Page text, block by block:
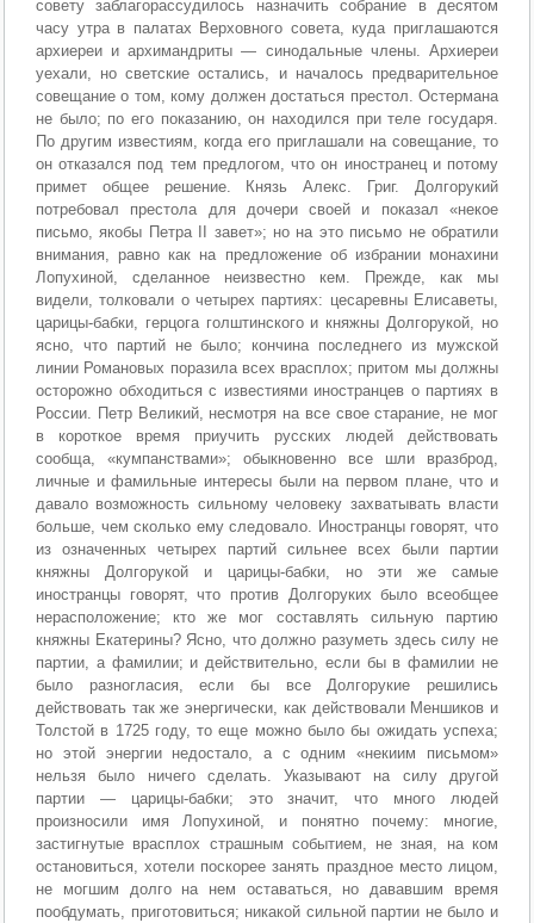
совету заблагорассудилось назначить собрание в десятом
часу утра в палатах Верховного совета, куда приглашаются
архиереи и архимандриты — синодальные члены. Архиереи
уехали, но светские остались, и началось предварительное
совещание о том, кому должен достаться престол. Остермана
не было; по его показанию, он находился при теле государя.
По другим известиям, когда его приглашали на совещание, то
он отказался под тем предлогом, что он иностранец и потому
примет общее решение. Князь Алекс. Григ. Долгорукий
потребовал престола для дочери своей и показал «некое
письмо, якобы Петра II завет»; но на это письмо не обратили
внимания, равно как на предложение об избрании монахини
Лопухиной, сделанное неизвестно кем. Прежде, как мы
видели, толковали о четырех партиях: цесаревны Елисаветы,
царицы-бабки, герцога голштинского и княжны Долгорукой, но
ясно, что партий не было; кончина последнего из мужской
линии Романовых поразила всех врасплох; притом мы должны
осторожно обходиться с известиями иностранцев о партиях в
России. Петр Великий, несмотря на все свое старание, не мог
в короткое время приучить русских людей действовать
сообща, «кумпанствами»; обыкновенно все шли вразброд,
личные и фамильные интересы были на первом плане, что и
давало возможность сильному человеку захватывать власти
больше, чем сколько ему следовало. Иностранцы говорят, что
из означенных четырех партий сильнее всех были партии
княжны Долгорукой и царицы-бабки, но эти же самые
иностранцы говорят, что против Долгоруких было всеобщее
нерасположение; кто же мог составлять сильную партию
княжны Екатерины? Ясно, что должно разуметь здесь силу не
партии, а фамилии; и действительно, если бы в фамилии не
было разногласия, если бы все Долгорукие решились
действовать так же энергически, как действовали Меншиков и
Толстой в 1725 году, то еще можно было бы ожидать успеха;
но этой энергии недостало, а с одним «некиим письмом»
нельзя было ничего сделать. Указывают на силу другой
партии — царицы-бабки; это значит, что много людей
произносили имя Лопухиной, и понятно почему: многие,
застигнутые врасплох страшным событием, не зная, на ком
остановиться, хотели поскорее занять праздное место лицом,
не могшим долго на нем оставаться, но дававшим время
пообдумать, приготовиться; никакой сильной партии не было и